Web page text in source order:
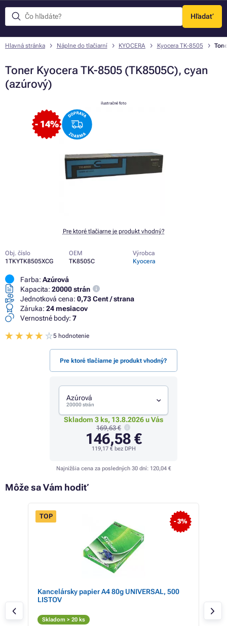
Hľadať
Menu
Hlavná stránka Náplne do tlačiarní KYOCERA Kyocera TK-8505
Toner Kyocera TK-8505 (TK8505C), cyan
(azúrový)
- 14%
ilustračné foto
Pre ktoré tlačiarne je produkt vhodný?
Obj. číslo
1TKYTK8505XCG
OEM
TK8505C
Výrobca
Kyocera
Farba: Azúrová
Kapacita: 20000 strán
Jednotková cena: 0,73 Cent / strana
Záruka: 24 mesiacov
Vernostné body: 7
5 hodnotenie
Pre ktoré tlačiarne je produkt vhodný?
Azúrová
20000 strán
Skladom 3 ks, 13.8.2026 u Vás
169,63 €
146,58 €
119,17 €bez DPH
Najnižšia cena za posledných 30 dní: 120,04 €
Môže sa Vám hodiť
- 3%
TOP
Kancelársky papier A4 80g UNIVERSAL, 500
LISTOV
Skladom > 20 ks